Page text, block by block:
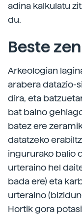
adina kalkulatu
du.
Beste
Arkeologian
arabera datazio-
dira, eta
bat baino
batez ere
datatzeko
ingururako balio
urteraino hel
bada ere) eta
urteraino
Hortik gora